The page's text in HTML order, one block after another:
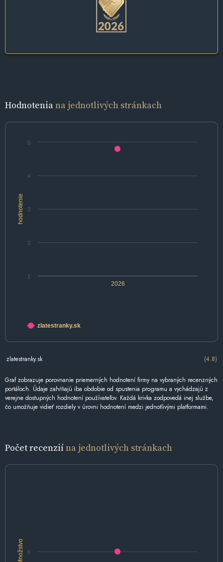
Hodnoteniana jednotlivých stránkach
hodnotenie
2026
1
2
3
4
5
zlatestranky.sk
zlatestranky.sk (4.8)
Graf zobrazuje porovnanie priemerných hodnotení firmy na vybraných recenzných
portáloch. Údaje zahŕňajú iba obdobie od spustenia programu a vychádzajú z
verejne dostupných hodnotení používateľov. Každá krivka zodpovedá inej službe,
čo umožňuje vidieť rozdiely v úrovni hodnotení medzi jednotlivými platformami.
Počet recenziína jednotlivých stránkach
Množstvo 6